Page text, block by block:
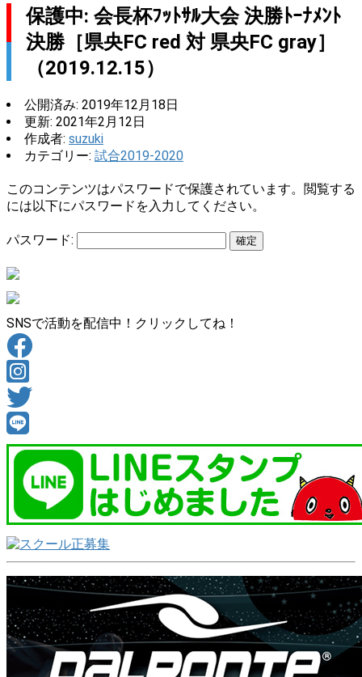
保護中: 会長杯ﾌｯﾄｻﾙ大会 決勝ﾄｰﾅﾒﾝﾄ
決勝［県央FC red 対 県央FC gray］
（2019.12.15）
公開済み: 2019年12月18日
更新: 2021年2月12日
作成者: suzuki
カテゴリー: 試合2019-2020
このコンテンツはパスワードで保護されています。閲覧する
には以下にパスワードを入力してください。
パスワード:
SNSで活動を配信中！クリックしてね！